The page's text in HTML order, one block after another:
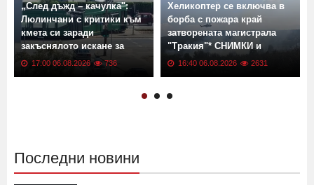
„След дъжд – качулка":
Люлинчани с критики към
кмета си заради
закъснялото искане за
ремонт
17:00 06.08.2026 736
Хеликоптер се включва в
борба с пожара край
затворената магистрала
"Тракия"* СНИМКИ и
ВИДЕО
16:40 06.08.2026 2631
Последни новини